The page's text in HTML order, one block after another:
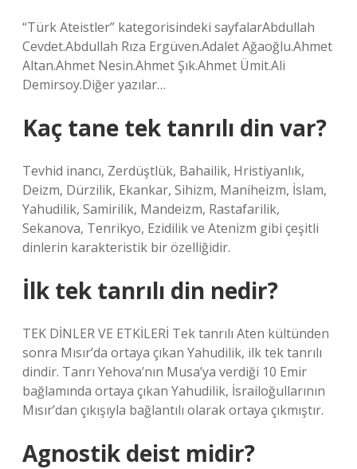
“Türk Ateistler” kategorisindeki sayfalarAbdullah
Cevdet.Abdullah Rıza Ergüven.Adalet Ağaoğlu.Ahmet
Altan.Ahmet Nesin.Ahmet Şık.Ahmet Ümit.Ali
Demirsoy.Diğer yazılar…
Kaç tane tek tanrılı din var?
Tevhid inancı, Zerdüştlük, Bahailik, Hristiyanlık,
Deizm, Dürzilik, Ekankar, Sihizm, Maniheizm, İslam,
Yahudilik, Samirilik, Mandeizm, Rastafarilik,
Sekanova, Tenrikyo, Ezidilik ve Atenizm gibi çeşitli
dinlerin karakteristik bir özelliğidir.
İlk tek tanrılı din nedir?
TEK DİNLER VE ETKİLERİ Tek tanrılı Aten kültünden
sonra Mısır’da ortaya çıkan Yahudilik, ilk tek tanrılı
dindir. Tanrı Yehova’nın Musa’ya verdiği 10 Emir
bağlamında ortaya çıkan Yahudilik, İsrailoğullarının
Mısır’dan çıkışıyla bağlantılı olarak ortaya çıkmıştır.
Agnostik deist midir?